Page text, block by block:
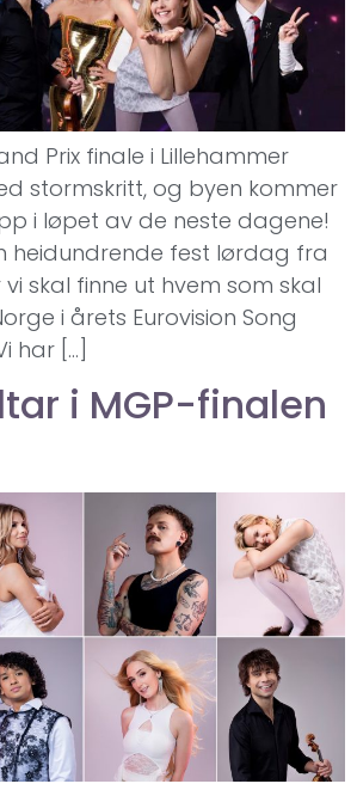
Prix finale i Lillehammer
stormskritt, og byen kommer
i løpet av de neste dagene!
heidundrende fest lørdag fra
skal finne ut hvem som skal
i årets Eurovision Song
har […]
i MGP-finalen